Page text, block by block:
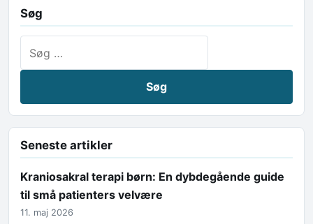
Søg
Seneste artikler
Kraniosakral terapi børn: En dybdegående guide
til små patienters velvære
11. maj 2026